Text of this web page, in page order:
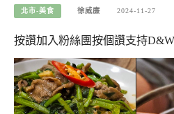
北市-美食 徐威廉 2024-11-27
按讚加入粉絲團按個讚支持